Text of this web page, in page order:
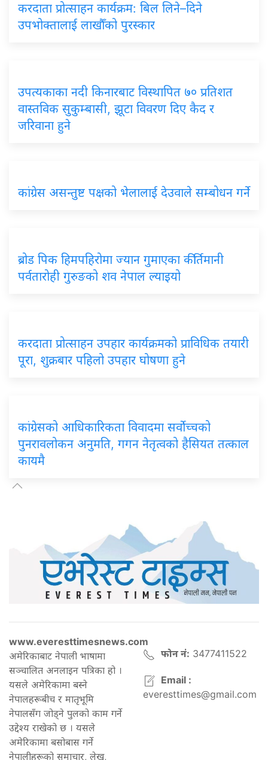
करदाता प्रोत्साहन कार्यक्रम: बिल लिने–दिने
उपभोक्तालाई लाखौँको पुरस्कार
उपत्यकाका नदी किनारबाट विस्थापित ७० प्रतिशत
वास्तविक सुकुम्बासी, झूटा विवरण दिए कैद र
जरिवाना हुने
कांग्रेस असन्तुष्ट पक्षको भेलालाई देउवाले सम्बोधन गर्ने
ब्रोड पिक हिमपहिरोमा ज्यान गुमाएका कीर्तिमानी
पर्वतारोही गुरुङको शव नेपाल ल्याइयो
करदाता प्रोत्साहन उपहार कार्यक्रमको प्राविधिक तयारी
पूरा, शुक्रबार पहिलो उपहार घोषणा हुने
कांग्रेसको आधिकारिकता विवादमा सर्वोच्चको
पुनरावलोकन अनुमति, गगन नेतृत्वको हैसियत तत्काल
कायमै
www.everesttimesnews.com
अमेरिकाबाट नेपाली भाषामा
सञ्चालित अनलाइन पत्रिका हो ।
यसले अमेरिकामा बस्ने
नेपालहरूबीच र मातृभूमि
नेपालसँग जोड्ने पुलको काम गर्ने
उद्देश्य राखेको छ । यसले
अमेरिकामा बसोबास गर्ने
नेपालीहरूको समाचार, लेख,
फोन नं: 3477411522
Email :
everesttimes@gmail.com